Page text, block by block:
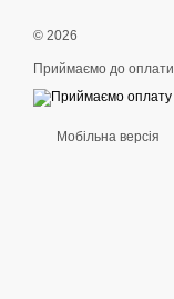
© 2026
Приймаємо до оплати
Мобільна версія